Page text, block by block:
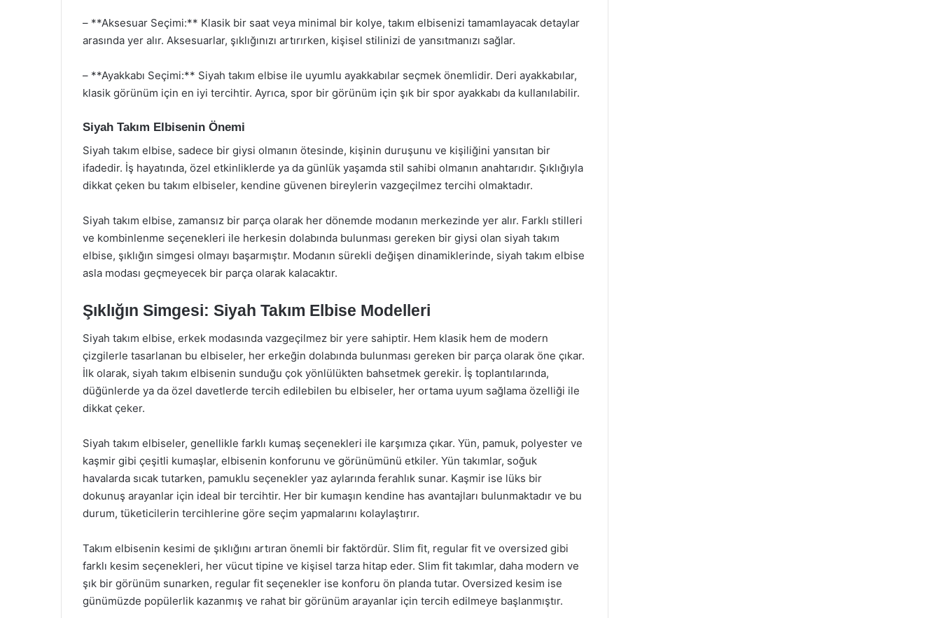
– **Aksesuar Seçimi:** Klasik bir saat veya minimal bir kolye, takım elbisenizi tamamlayacak detaylar
arasında yer alır. Aksesuarlar, şıklığınızı artırırken, kişisel stilinizi de yansıtmanızı sağlar.
– **Ayakkabı Seçimi:** Siyah takım elbise ile uyumlu ayakkabılar seçmek önemlidir. Deri ayakkabılar,
klasik görünüm için en iyi tercihtir. Ayrıca, spor bir görünüm için şık bir spor ayakkabı da kullanılabilir.
Siyah Takım Elbisenin Önemi
Siyah takım elbise, sadece bir giysi olmanın ötesinde, kişinin duruşunu ve kişiliğini yansıtan bir
ifadedir. İş hayatında, özel etkinliklerde ya da günlük yaşamda stil sahibi olmanın anahtarıdır. Şıklığıyla
dikkat çeken bu takım elbiseler, kendine güvenen bireylerin vazgeçilmez tercihi olmaktadır.
Siyah takım elbise, zamansız bir parça olarak her dönemde modanın merkezinde yer alır. Farklı stilleri
ve kombinlenme seçenekleri ile herkesin dolabında bulunması gereken bir giysi olan siyah takım
elbise, şıklığın simgesi olmayı başarmıştır. Modanın sürekli değişen dinamiklerinde, siyah takım elbise
asla modası geçmeyecek bir parça olarak kalacaktır.
Şıklığın Simgesi: Siyah Takım Elbise Modelleri
Siyah takım elbise, erkek modasında vazgeçilmez bir yere sahiptir. Hem klasik hem de modern
çizgilerle tasarlanan bu elbiseler, her erkeğin dolabında bulunması gereken bir parça olarak öne çıkar.
İlk olarak, siyah takım elbisenin sunduğu çok yönlülükten bahsetmek gerekir. İş toplantılarında,
düğünlerde ya da özel davetlerde tercih edilebilen bu elbiseler, her ortama uyum sağlama özelliği ile
dikkat çeker.
Siyah takım elbiseler, genellikle farklı kumaş seçenekleri ile karşımıza çıkar. Yün, pamuk, polyester ve
kaşmir gibi çeşitli kumaşlar, elbisenin konforunu ve görünümünü etkiler. Yün takımlar, soğuk
havalarda sıcak tutarken, pamuklu seçenekler yaz aylarında ferahlık sunar. Kaşmir ise lüks bir
dokunuş arayanlar için ideal bir tercihtir. Her bir kumaşın kendine has avantajları bulunmaktadır ve bu
durum, tüketicilerin tercihlerine göre seçim yapmalarını kolaylaştırır.
Takım elbisenin kesimi de şıklığını artıran önemli bir faktördür. Slim fit, regular fit ve oversized gibi
farklı kesim seçenekleri, her vücut tipine ve kişisel tarza hitap eder. Slim fit takımlar, daha modern ve
şık bir görünüm sunarken, regular fit seçenekler ise konforu ön planda tutar. Oversized kesim ise
günümüzde popülerlik kazanmış ve rahat bir görünüm arayanlar için tercih edilmeye başlanmıştır.